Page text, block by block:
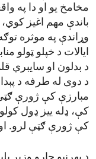
مخامخ یو او دا په
باندې مهم اغیز
وړاندې په موثره
ایالات د خپلو ټولو
د بدلون او سایبري
د دوی له طرفه د
مبارزې کې ژورې
کې، ډله ییز ډول
کې ژورې ګټې لرو. او